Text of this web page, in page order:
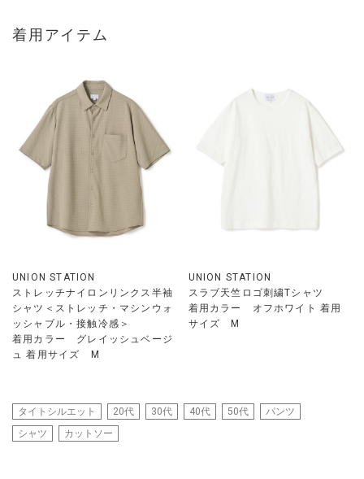
着用アイテム
UNION STATION
ストレッチナイロンリンクス半袖
シャツ＜ストレッチ・マシンウォ
ッシャブル・接触冷感＞
着用カラー グレイッシュベージ
ュ 着用サイズ M
UNION STATION
スラブ天竺ロゴ刺繍Tシャツ
着用カラー オフホワイト 着用
サイズ M
タイトシルエット 20代 30代 40代 50代
パンツ
シャツ
カットソー